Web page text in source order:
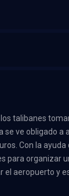
talibanes
se ve obligado a
Con la ayuda
para organizar
aeropuerto y